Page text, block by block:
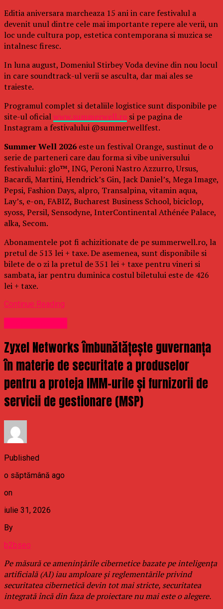
Editia aniversara marcheaza 15 ani in care festivalul a
devenit unul dintre cele mai importante repere ale verii, un
loc unde cultura pop, estetica contemporana si muzica se
intalnesc firesc.
In luna august, Domeniul Stirbey Voda devine din nou locul
in care soundtrack-ul verii se asculta, dar mai ales se
traieste.
Programul complet si detaliile logistice sunt disponibile pe
site-ul oficialwww.summerwell.ro si pe pagina de
Instagram a festivalului @summerwellfest.
Summer Well 2026 este un festival Orange, sustinut de o
serie de parteneri care dau forma si vibe universului
festivalului: glo™, ING, Peroni Nastro Azzurro, Ursus,
Bacardi, Martini, Hendrick’s Gin, Jack Daniel’s, Mega Image,
Pepsi, Fashion Days, alpro, Transalpina, vitamin aqua,
Lay’s, e-on, FABIZ, Bucharest Business School, biciclop,
syoss, Persil, Sensodyne, InterContinental Athénée Palace,
alka, Secom.
Abonamentele pot fi achizitionate de pe summerwell.ro, la
pretul de 513 lei + taxe. De asemenea, sunt disponibile si
bilete de o zi la pretul de 351 lei + taxe pentru vineri si
sambata, iar pentru duminica costul biletului este de 426
lei + taxe.
Continue Reading
Zyxel Networks îmbunătățește guvernanța
în materie de securitate a produselor
pentru a proteja IMM-urile și furnizorii de
servicii de gestionare (MSP)
Published
o săptămână ago
on
iulie 31, 2026
By
b2bseo
Pe măsură ce amenințările cibernetice bazate pe inteligența
artificială (AI) iau amploare și reglementările privind
securitatea cibernetică devin tot mai stricte, securitatea
integrată încă din faza de proiectare nu mai este o alegere.